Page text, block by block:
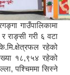
गाउँपालिकामा
राङ्सी गरी ६ वटा
रहेको
१८,९५४ रहेको
पश्चिममा सिस्ने